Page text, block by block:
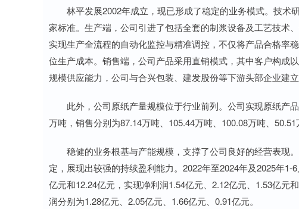
林平发展2002年成立，现已形成了稳定的业务模式。技术
家标准。生产端，公司引进了包括全套的制浆设备及工艺技术
实现生产全流程的自动化监控与精准调控，不仅将产品合格率
位生产成本。销售端，公司产品采用直销模式，其中客户构成
规模供应能力，公司与合兴包装、建发股份等下游头部企业建
此外，公司原纸产量规模位于行业前列。公司实现原纸产品
万吨，销售分别为87.14万吨、105.44万吨、100.08万吨、
稳健的业务根基与产能规模，支撑了公司良好的经营表现
定，展现出较强的持续盈利能力。2022年至2024年及2025年
亿元和12.24亿元，实现净利润1.54亿元、2.12亿元、1.53亿元
润分别为1.28亿元、2.05亿元、1.66亿元、0.91亿元。